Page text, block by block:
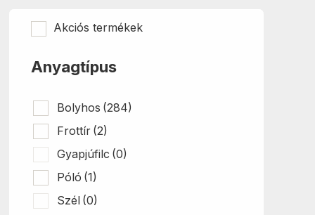
Akciós termékek
Anyagtípus
Bolyhos (284)
Frottír (2)
Gyapjúfilc (0)
Póló (1)
Szél (0)